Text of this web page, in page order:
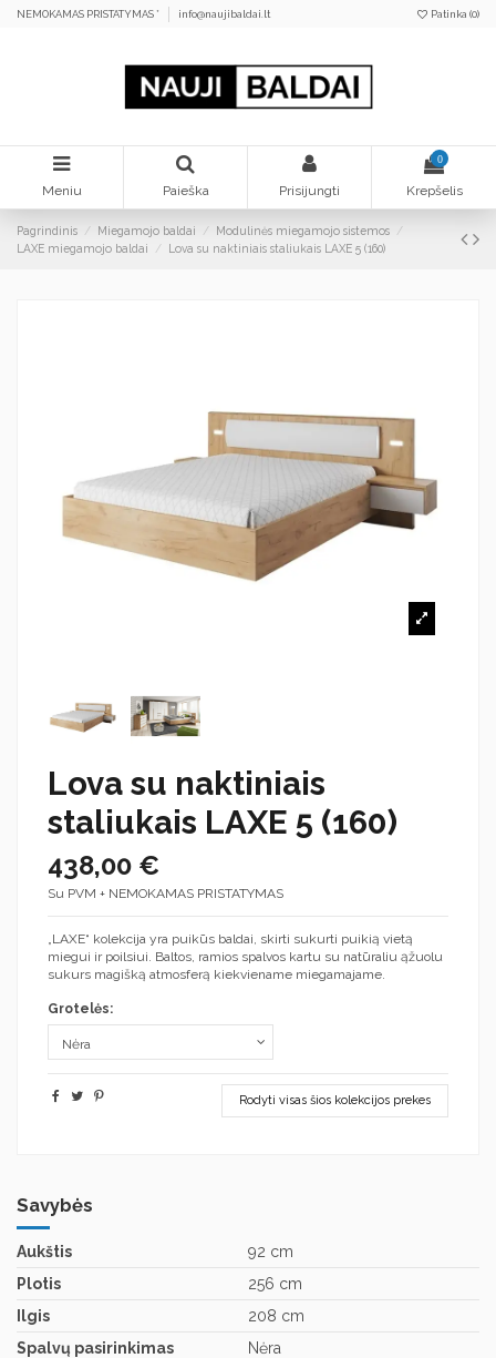
NEMOKAMAS PRISTATYMAS * info@naujibaldai.lt Patinka (0)
Meniu Paieška Prisijungti
0
Krepšelis
Pagrindinis Miegamojo baldai
Modulinės miegamojo sistemos
LAXE miegamojo baldai
Lova su naktiniais staliukais LAXE 5 (160)
Lova su naktiniais
staliukais LAXE 5 (160)
438,00 €
Su PVM + NEMOKAMAS PRISTATYMAS
„LAXE“ kolekcija yra puikūs baldai, skirti sukurti puikią vietą
miegui ir poilsiui. Baltos, ramios spalvos kartu su natūraliu ąžuolu
sukurs magišką atmosferą kiekviename miegamajame.
Grotelės:
Rodyti visas šios kolekcijos prekes
Savybės
Aukštis
92 cm
Plotis
256 cm
Ilgis
208 cm
Spalvų pasirinkimas
Nėra